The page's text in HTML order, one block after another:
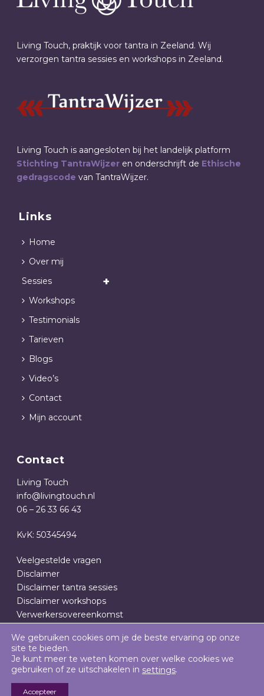
Living Touch, praktijk voor tantra in Zeeland. Wij
verzorgen tantra sessies en workshops in Zeeland.
Living Touch is aangesloten bij het landelijk platform
Stichting TantraWijzer en onderschrijft de Ethische
gedragscode van TantraWijzer.
Links
Home
Over mij
Sessies
Workshops
Testimonials
Tarieven
Blogs
Video’s
Contact
Mijn account
Contact
Living Touch
info@livingtouch.nl
06 – 26 33 66 43
KvK: 50345494
Veelgestelde vragen
Disclaimer
Disclaimer tantra sessies
Disclaimer workshops
Verwerkersovereenkomst
Algemene Voorwaarden
We gebruiken cookies om je de beste ervaring op onze
site te bieden.
Je kunt meer te weten komen over welke cookies we
gebruiken of ze uitschakelen in settings.
Accepteer